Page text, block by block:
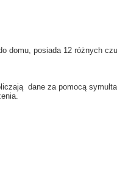
domu, posiada 12 różnych
dane za pomocą